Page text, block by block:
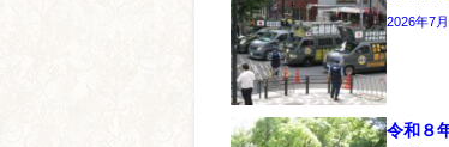
2026年7
令和８